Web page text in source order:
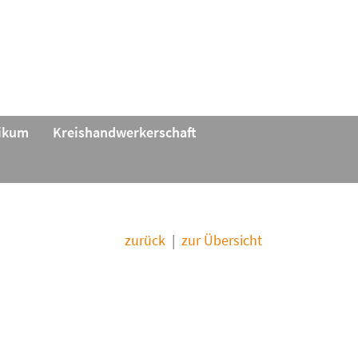
Kreishandwerkerschaft
zurück | zur Übersicht